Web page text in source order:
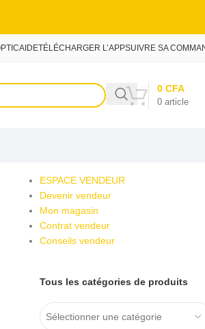
AIDETÉLÉCHARGER L’APPSUIVRE SA
0 article
0 CFA
ESPACE VENDEUR
Devenir vendeur
Mon magasin
Contrat vendeur
Conseils vendeur
Tous les catégories de produits
Sélectionner une catégorie